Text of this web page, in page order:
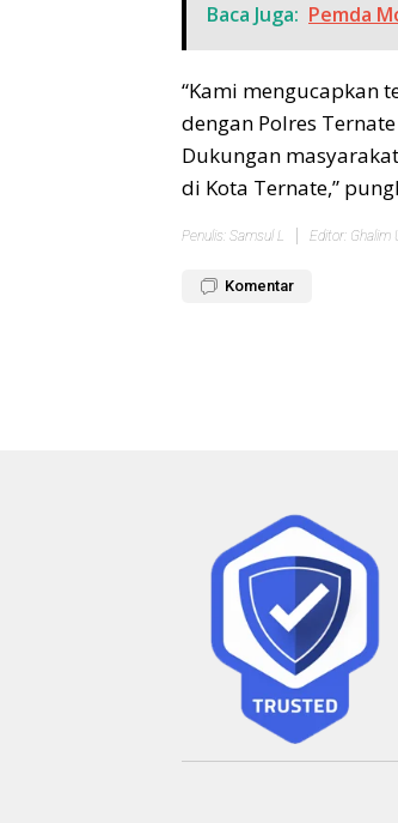
Baca Juga: Pemda
“Kami mengucapkan
dengan Polres
Dukungan
di Kota Ternate,”
Penulis: Samsul L Editor: Ghalim
Komentar